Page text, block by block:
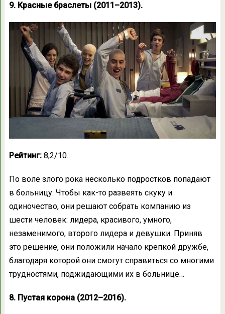
9. Красные браслеты (2011–2013).
Рейтинг: 8,2/10.
По воле злого рока несколько подростков попадают
в больницу. Чтобы как-то развеять скуку и
одиночество, они решают собрать компанию из
шести человек: лидера, красивого, умного,
незаменимого, второго лидера и девушки. Приняв
это решение, они положили начало крепкой дружбе,
благодаря которой они смогут справиться со многими
трудностями, поджидающими их в больнице…
8. Пустая корона (2012–2016).